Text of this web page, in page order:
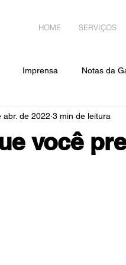
HOME SERVIÇOS
Imprensa Notas da
Gabi pelo Mundo
você
abr. de 2022 3 min de leitura